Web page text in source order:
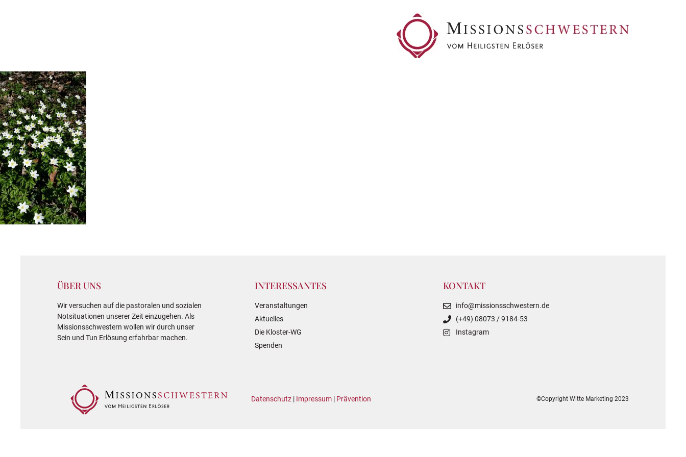
ÜBER UNS
Wir versuchen auf die pastoralen und sozialen
Notsituationen unserer Zeit einzugehen. Als
Missionsschwestern wollen wir durch unser
Sein und Tun Erlösung erfahrbar machen.
INTERESSANTES
Veranstaltungen
Aktuelles
Die Kloster-WG
Spenden
KONTAKT
info@missionsschwestern.de
(+49) 08073 / 9184-53
Instagram
Datenschutz| Impressum| Prävention ©Copyright Witte Marketing 2023